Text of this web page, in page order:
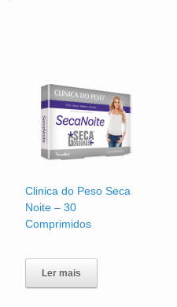
Clinica do Peso Seca
Noite – 30
Comprimidos
Ler mais